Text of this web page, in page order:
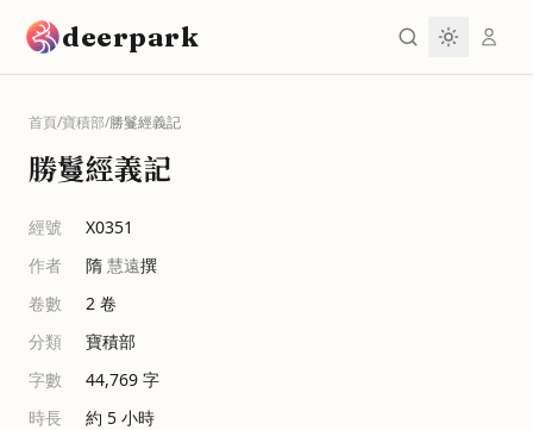
deerpark
首頁/寶積部/勝鬘經義記
勝鬘經義記
經號
X0351
作者
隋 慧遠撰
卷數
2 卷
分類
寶積部
字數
44,769 字
時長
約 5 小時